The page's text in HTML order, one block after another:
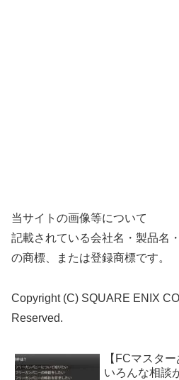
当サイトの画像等について
記載されている会社名・製品名
の商標、または登録商標です。
Copyright (C) SQUARE ENIX
Reserved.
【FCマスタ
いろんな相談